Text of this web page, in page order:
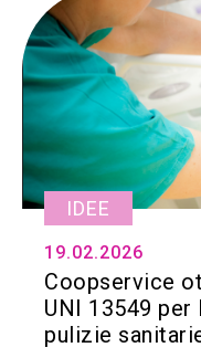
IDEE
19.02.2026
Coopservice
UNI 13549
pulizie